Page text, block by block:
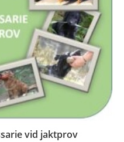
vid jaktprov